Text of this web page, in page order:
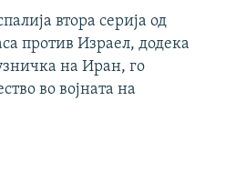
втора серија од
против Израел, додека
на Иран, го
во војната на